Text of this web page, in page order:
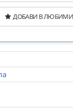
ДОБАВИ В ЛЮБИМИ